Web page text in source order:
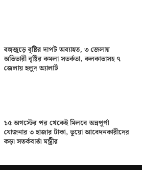
বঙ্গজুড়ে বৃষ্টির দাপট অব্যাহত, ৩ জেলায়
অতিভারী বৃষ্টির কমলা সতর্কতা, কলকাতাসহ ৭
জেলায় হলুদ অ্যালার্ট
১৫ অগস্টের পর থেকেই মিলবে অন্নপূর্ণা
যোজনার ৩ হাজার টাকা, ভুয়ো আবেদনকারীদের
কড়া সতর্কবার্তা মন্ত্রীর